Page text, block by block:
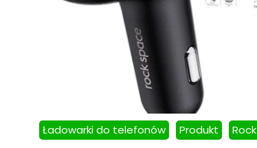
Ładowarki do telefonów Produkt Rock